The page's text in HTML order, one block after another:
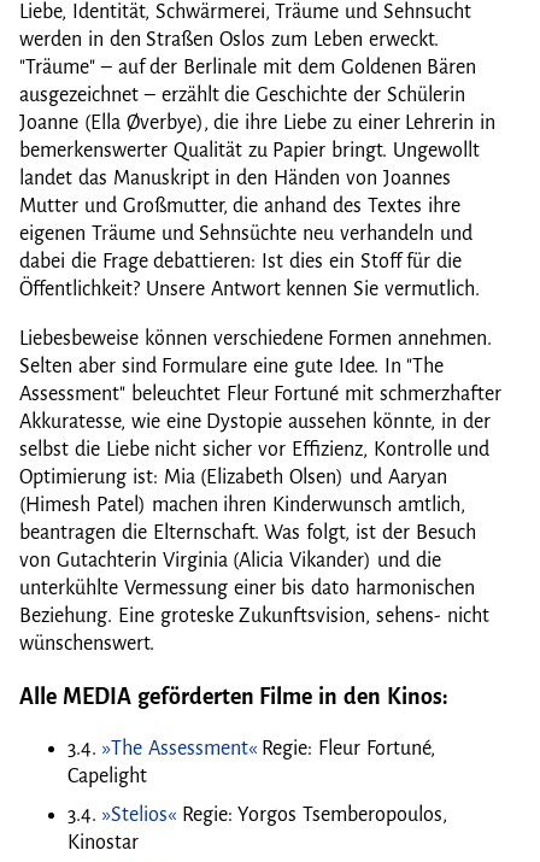
Liebe, Identität, Schwärmerei, Träume und Sehnsucht
werden in den Straßen Oslos zum Leben erweckt.
"Träume" – auf der Berlinale mit dem Goldenen Bären
ausgezeichnet – erzählt die Geschichte der Schülerin
Joanne (Ella Øverbye), die ihre Liebe zu einer Lehrerin in
bemerkenswerter Qualität zu Papier bringt. Ungewollt
landet das Manuskript in den Händen von Joannes
Mutter und Großmutter, die anhand des Textes ihre
eigenen Träume und Sehnsüchte neu verhandeln und
dabei die Frage debattieren: Ist dies ein Stoff für die
Öffentlichkeit? Unsere Antwort kennen Sie vermutlich.
Liebesbeweise können verschiedene Formen annehmen.
Selten aber sind Formulare eine gute Idee. In "The
Assessment" beleuchtet Fleur Fortuné mit schmerzhafter
Akkuratesse, wie eine Dystopie aussehen könnte, in der
selbst die Liebe nicht sicher vor Effizienz, Kontrolle und
Optimierung ist: Mia (Elizabeth Olsen) und Aaryan
(Himesh Patel) machen ihren Kinderwunsch amtlich,
beantragen die Elternschaft. Was folgt, ist der Besuch
von Gutachterin Virginia (Alicia Vikander) und die
unterkühlte Vermessung einer bis dato harmonischen
Beziehung. Eine groteske Zukunftsvision, sehens- nicht
wünschenswert.
Alle MEDIA geförderten Filme in den Kinos:
3.4. »The Assessment«Regie: Fleur Fortuné,
Capelight
3.4. »Stelios«Regie: Yorgos Tsemberopoulos,
Kinostar